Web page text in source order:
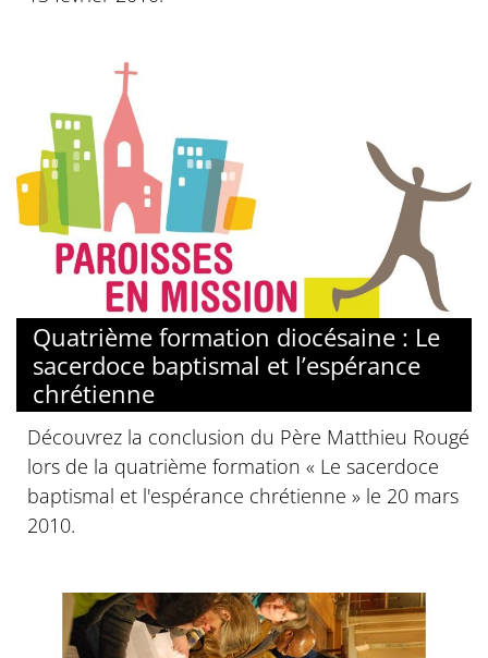
Quatrième formation diocésaine : Le
sacerdoce baptismal et l’espérance
chrétienne
Découvrez la conclusion du Père Matthieu Rougé
lors de la quatrième formation « Le sacerdoce
baptismal et l'espérance chrétienne » le 20 mars
2010.